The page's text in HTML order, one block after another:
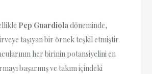
Pep Guardioladöneminde,
taşıyan bir örnek teşkil etmiştir.
her birinin potansiyelini en
başarmış ve takım içindeki